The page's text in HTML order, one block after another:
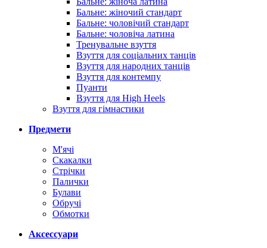
Бальне: жіночий стандарт
Бальне: чоловічий стандарт
Бальне: чоловіча латина
Тренувальне взуття
Взуття для соціальних танців
Взуття для народних танців
Взуття для контемпу
Пуанти
Взуття для High Heels
Взуття для гімнастики
Предмети
М'ячі
Скакалки
Стрічки
Палички
Булави
Обручі
Обмотки
Аксессуари